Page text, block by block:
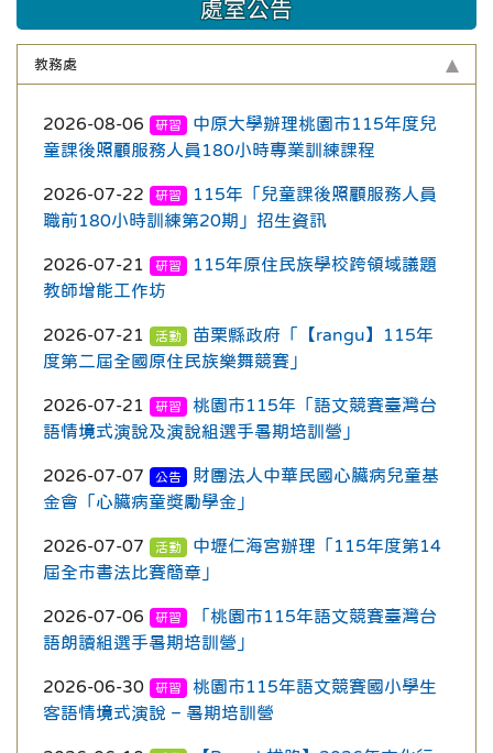
處室公告
教務處
2026-08-06 研習
中原大學辦理桃園市115年度兒
童課後照顧服務人員180小時專業訓練課程
2026-07-22 研習
115年「兒童課後照顧服務人員
職前180小時訓練第20期」招生資訊
2026-07-21 研習
115年原住民族學校跨領域議題
教師增能工作坊
2026-07-21 活動
苗栗縣政府「【rangu】115年
度第二屆全國原住民族樂舞競賽」
2026-07-21 研習
桃園市115年「語文競賽臺灣台
語情境式演說及演說組選手暑期培訓營」
2026-07-07 公告
財團法人中華民國心臟病兒童基
金會「心臟病童獎勵學金」
2026-07-07 活動
中壢仁海宮辦理「115年度第14
屆全市書法比賽簡章」
2026-07-06 研習
「桃園市115年語文競賽臺灣台
語朗讀組選手暑期培訓營」
2026-06-30 研習
桃園市115年語文競賽國小學生
客語情境式演說 – 暑期培訓營